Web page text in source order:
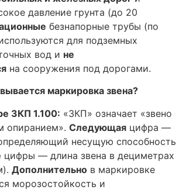
давление грунта (до 20
безнапорные трубы (по
для подземных
вод и не
на сооружения под дорогами.
маркировка звена?
ЗКП 1.100: «ЗКП» означает «звено
опиранием». Следующая цифра —
несущую способность
цифры — длина звена в дециметрах
Дополнительно в маркировке
морозостойкость и